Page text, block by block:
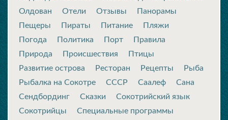
Олдован
Отели Отзывы
Панорамы
Пещеры
Пираты Питание
Пляжи
Погода
Политика Порт
Правила
Природа
Происшествия
Птицы
Развитие острова
Ресторан Рецепты
Рыба
Рыбалка на Сокотре
СССР Саалеф
Сана
Сендбординг
Сказки
Сокотрийский язык
Сокотрийцы
Специальные программы